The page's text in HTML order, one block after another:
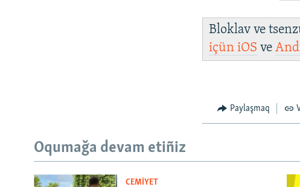
Bloklav ve
içüniOS ve
Paylaşmaq
Oqumağa devam etiñiz
CEMİYET